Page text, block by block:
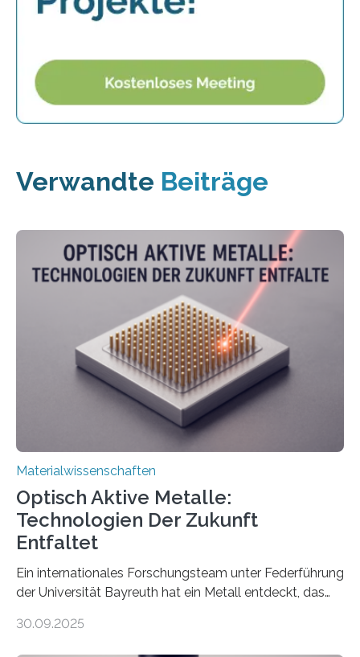
Verwandte Beiträge
Materialwissenschaften
Optisch Aktive Metalle:
Technologien Der Zukunft
Entfaltet
Ein internationales Forschungsteam unter Federführung
der Universität Bayreuth hat ein Metall entdeckt, das
Dadurch ist es in der Lage, eine sogenannte zweite
30.09.2025